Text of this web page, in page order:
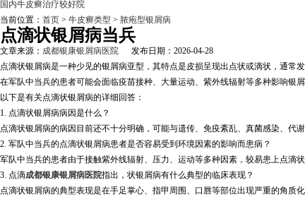
国内牛皮癣治疗较好院
当前位置： 首页 > 牛皮癣类型 > 脓疱型银屑病
点滴状银屑病当兵
文章来源： 成都银康银屑病医院 发布日期：2026-04-28
点滴状银屑病是一种少见的银屑病亚型，其特点是皮损呈现出点状或滴状，通常
在军队中当兵的患者可能会面临疫苗接种、大量运动、紫外线辐射等多种影响银
以下是有关点滴状银屑病的详细回答：
1. 点滴状银屑病病因是什么？
点滴状银屑病的病因目前还不十分明确，可能与遗传、免疫紊乱、真菌感染、代
2. 军队中当兵的点滴状银屑病患者是否容易受到环境因素的影响而患病？
军队中当兵的患者由于接触紫外线辐射、压力、运动等多种因素，较易患上点滴
3. 点滴成都银康银屑病医院指出，状银屑病有什么典型的临床表现？
点滴状银屑病的典型表现是在手足掌心、指甲周围、口唇等部位出现严重的角质